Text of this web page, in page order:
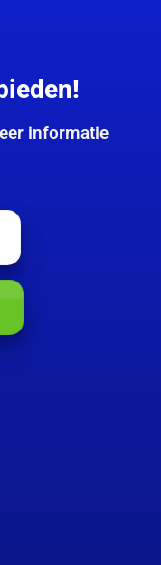
informatie